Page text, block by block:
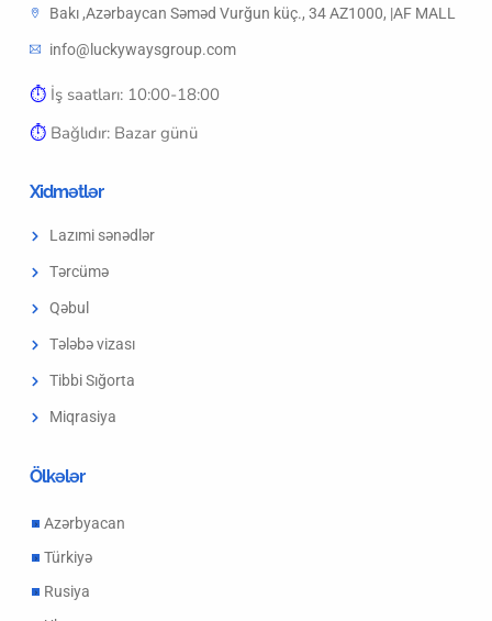
Bakı ,Azərbaycan Səməd Vurğun küç., 34 AZ1000, |AF MALL
info@luckywaysgroup.com
⏱︎ İş saatları: 10:00-18:00
⏱︎ Bağlıdır: Bazar günü
Xidmətlər
Lazımi sənədlər
Tərcümə
Qəbul
Tələbə vizası
Tibbi Sığorta
Miqrasiya
Ölkələr
Azərbyacan
Türkiyə
Rusiya